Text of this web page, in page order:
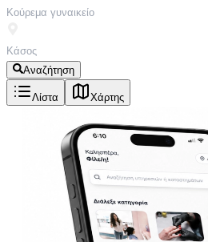
Αναζήτηση
Λίστα Χάρτης